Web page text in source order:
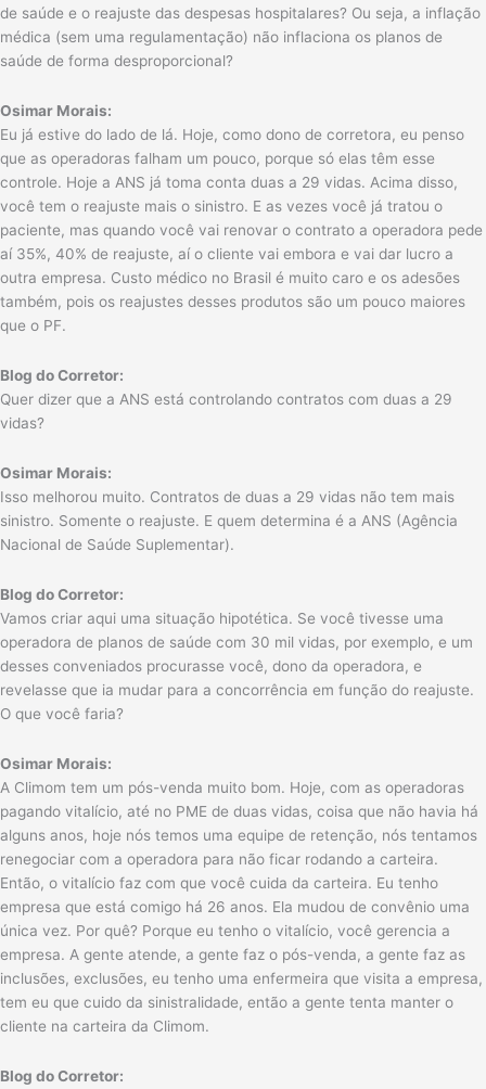
de saúde e o reajuste das despesas hospitalares? Ou seja, a inflação
médica (sem uma regulamentação) não inflaciona os planos de
saúde de forma desproporcional?
Osimar Morais:
Eu já estive do lado de lá. Hoje, como dono de corretora, eu penso
que as operadoras falham um pouco, porque só elas têm esse
controle. Hoje a ANS já toma conta duas a 29 vidas. Acima disso,
você tem o reajuste mais o sinistro. E as vezes você já tratou o
paciente, mas quando você vai renovar o contrato a operadora pede
aí 35%, 40% de reajuste, aí o cliente vai embora e vai dar lucro a
outra empresa. Custo médico no Brasil é muito caro e os adesões
também, pois os reajustes desses produtos são um pouco maiores
que o PF.
Blog do Corretor:
Quer dizer que a ANS está controlando contratos com duas a 29
vidas?
Osimar Morais:
Isso melhorou muito. Contratos de duas a 29 vidas não tem mais
sinistro. Somente o reajuste. E quem determina é a ANS (Agência
Nacional de Saúde Suplementar).
Blog do Corretor:
Vamos criar aqui uma situação hipotética. Se você tivesse uma
operadora de planos de saúde com 30 mil vidas, por exemplo, e um
desses conveniados procurasse você, dono da operadora, e
revelasse que ia mudar para a concorrência em função do reajuste.
O que você faria?
Osimar Morais:
A Climom tem um pós-venda muito bom. Hoje, com as operadoras
pagando vitalício, até no PME de duas vidas, coisa que não havia há
alguns anos, hoje nós temos uma equipe de retenção, nós tentamos
renegociar com a operadora para não ficar rodando a carteira.
Então, o vitalício faz com que você cuida da carteira. Eu tenho
empresa que está comigo há 26 anos. Ela mudou de convênio uma
única vez. Por quê? Porque eu tenho o vitalício, você gerencia a
empresa. A gente atende, a gente faz o pós-venda, a gente faz as
inclusões, exclusões, eu tenho uma enfermeira que visita a empresa,
tem eu que cuido da sinistralidade, então a gente tenta manter o
cliente na carteira da Climom.
Blog do Corretor: